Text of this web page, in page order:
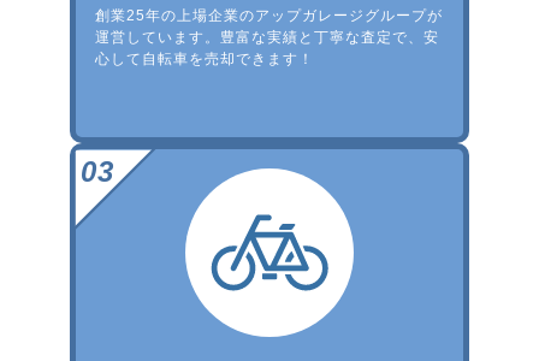
創業25年の上場企業のアップガレージグループが
運営しています。豊富な実績と丁寧な査定で、安
心して自転車を売却できます！